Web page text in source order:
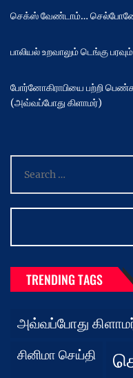
செக்ஸ் வேண்டாம்… செல்போனே
பாலியல் உறவாலும் டெங்கு
போர்னோகிராபியை பற்றி
(அவ்வப்போது கிளாமர்)
for:
TRENDING TAGS
அவ்வப்போது
சினிமா செய்தி